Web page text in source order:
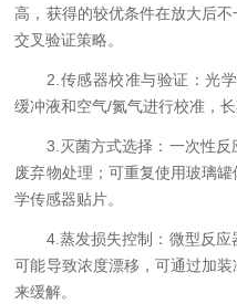
高，获得的较优条件在放大后
交叉验证策略。
2.传感器校准与验证：光学
缓冲液和空气/氮气进行校准，
3.灭菌方式选择：一次性反
废弃物处理；可重复使用玻璃
学传感器贴片。
4.蒸发损失控制：微型反应
可能导致浓度漂移，可通过加
来缓解。